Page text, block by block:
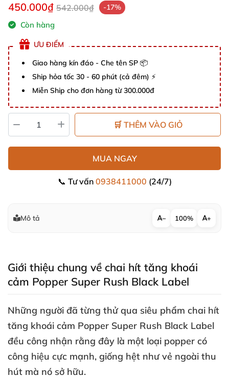
450.000₫ 542.000₫ -17%
Còn hàng
ƯU ĐIỂM
Giao hàng kín đáo - Che tên SP 📦
Ship hỏa tốc 30 - 60 phút (cả đêm) ⚡
Miễn Ship cho đơn hàng từ 300.000đ
🛒 THÊM VÀO GIỎ
MUA NGAY
📞 Tư vấn 0938411000 (24/7)
Mô tả − 100% +
Giới thiệu chung về chai hít tăng khoái
cảm Popper Super Rush Black Label
Những người đã từng thử qua siêu phẩm chai hít
tăng khoái cảm Popper Super Rush Black Label
đều công nhận rằng đây là một loại popper có
công hiệu cực mạnh, giống hệt như vẻ ngoài thu
hút mà nó sở hữu.